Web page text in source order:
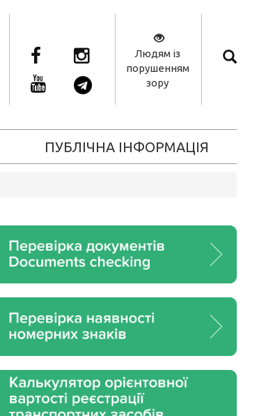
Людям із
порушенням
зору
ПУБЛІЧНА ІНФОРМАЦІЯ